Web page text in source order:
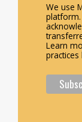
We use
platform.
Learn
practices